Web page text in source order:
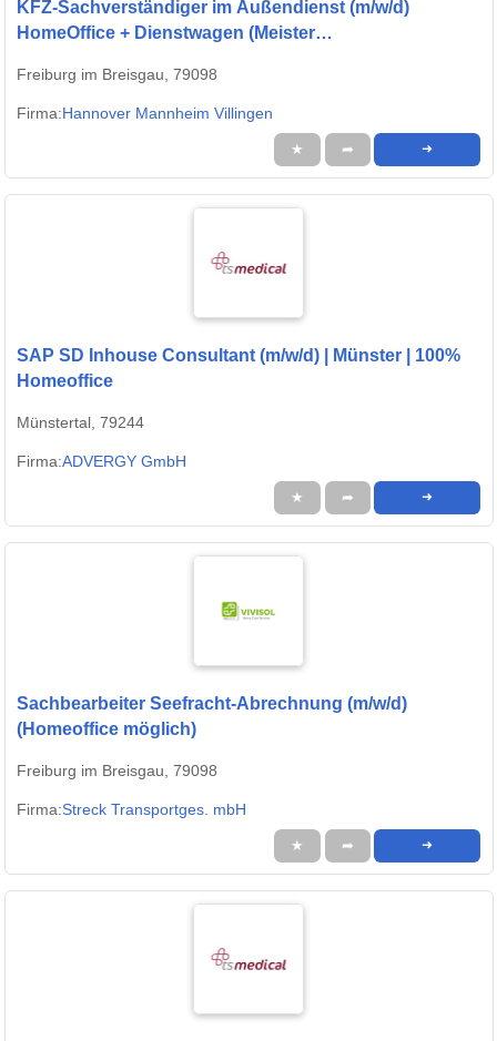
KFZ-Sachverständiger im Außendienst (m/w/d)
HomeOffice + Dienstwagen (Meister
Freiburg im Breisgau, 79098
Firma:Hannover Mannheim Villingen
★ ➦ ➜
SAP SD Inhouse Consultant (m/w/d) | Münster | 100%
Homeoffice
Münstertal, 79244
Firma:ADVERGY GmbH
★ ➦ ➜
Sachbearbeiter Seefracht-Abrechnung (m/w/d)
(Homeoffice möglich)
Freiburg im Breisgau, 79098
Firma:Streck Transportges. mbH
★ ➦ ➜